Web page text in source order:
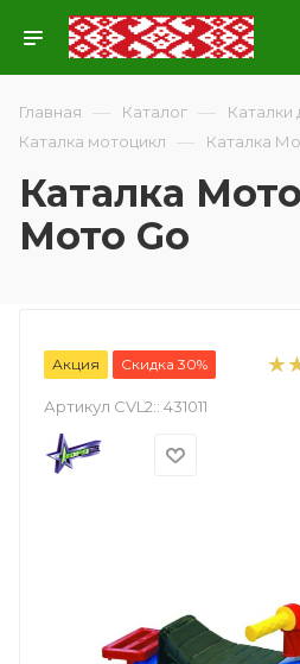
Главная — Каталог — Каталки
Каталка мотоцикл — Каталка
Каталка
Мото Go
Акция Скидка 30%
Артикул CVL2:: 431011